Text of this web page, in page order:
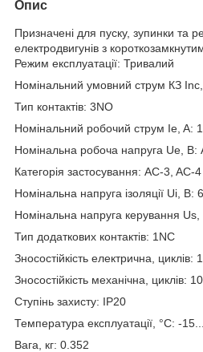
Опис
Призначені для пуску, зупинки та
електродвигунів з
Режим експлуатації: Тривалий
Номінальний умовний струм КЗ
Тип контактів: 3NO
Номінальний робочий струм Ie, A:
Номінальна робоча напруга Ue, В:
Категорія застосування: AC-3, AC-4
Номінальна напруга ізоляції Ui, В:
Номінальна напруга керування
Тип додаткових контактів: 1NC
Зносостійкість електрична, циклів:
Зносостійкість механічна, циклів:
Ступінь захисту: IP20
Температура експлуатації, °С: -
Вага, кг: 0.352